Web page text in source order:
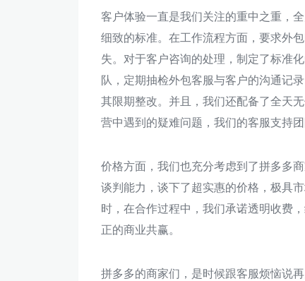
客户体验一直是我们关注的重中之重，
细致的标准。在工作流程方面，要求外
失。对于客户咨询的处理，制定了标准
队，定期抽检外包客服与客户的沟通记
其限期整改。并且，我们还配备了全天
营中遇到的疑难问题，我们的客服支持
价格方面，我们也充分考虑到了拼多多
谈判能力，谈下了超实惠的价格，极具
时，在合作过程中，我们承诺透明收费
正的商业共赢。
拼多多的商家们，是时候跟客服烦恼说